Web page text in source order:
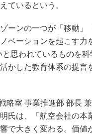
ているという。
ーンの一つが「移動」
ベーションを起こす力
と思われているものを
かした教育体系の提言
室 事業推進部 部長
氏は、「航空会社の本
で大きく変わる。価値